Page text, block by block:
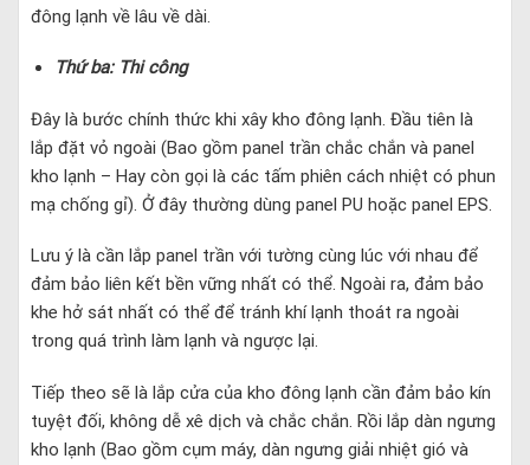
đông lạnh về lâu về dài.
Thứ ba: Thi công
Đây là bước chính thức khi xây kho đông lạnh. Đầu tiên là
lắp đặt vỏ ngoài (Bao gồm panel trần chắc chắn và panel
kho lạnh – Hay còn gọi là các tấm phiên cách nhiệt có phun
mạ chống gỉ). Ở đây thường dùng panel PU hoặc panel EPS.
Lưu ý là cần lắp panel trần với tường cùng lúc với nhau để
đảm bảo liên kết bền vững nhất có thể. Ngoài ra, đảm bảo
khe hở sát nhất có thể để tránh khí lạnh thoát ra ngoài
trong quá trình làm lạnh và ngược lại.
Tiếp theo sẽ là lắp cửa của kho đông lạnh cần đảm bảo kín
tuyệt đối, không dễ xê dịch và chắc chắn. Rồi lắp dàn ngưng
kho lạnh (Bao gồm cụm máy, dàn ngưng giải nhiệt gió và